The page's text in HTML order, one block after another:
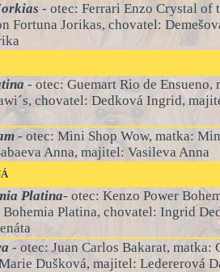
- otec: Ferrari Enzo Crystal of
Fortuna Jorikas, chovatel:
- otec: Guemart Rio de Ensueno,
chovatel: Dedková Ingrid,
- otec: Mini Shop Wow, matka:
Anna, majitel: Vasileva Anna
Platina- otec: Kenzo Power
Platina, chovatel: Ingrid
- otec: Juan Carlos Bakarat, matka:
Dušková, majitel: Ledererová